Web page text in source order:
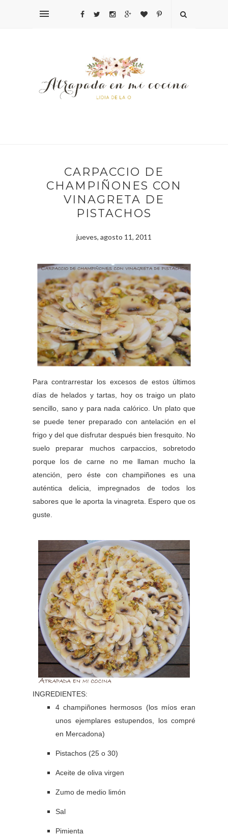
CARPACCIO DE
CHAMPIÑONES CON
VINAGRETA DE
PISTACHOS
jueves, agosto 11, 2011
Para contrarrestar los excesos de estos últimos
días de helados y tartas, hoy os traigo un plato
sencillo, sano y para nada calórico. Un plato que
se puede tener preparado con antelación en el
frigo y del que disfrutar después bien fresquito. No
suelo preparar muchos carpaccios, sobretodo
porque los de carne no me llaman mucho la
atención, pero éste con champiñones es una
auténtica delicia, impregnados de todos los
sabores que le aporta la vinagreta. Espero que os
guste.
INGREDIENTES:
4 champiñones hermosos (los míos eran
unos ejemplares estupendos, los compré
en Mercadona)
Pistachos (25 o 30)
Aceite de oliva virgen
Zumo de medio limón
Sal
Pimienta